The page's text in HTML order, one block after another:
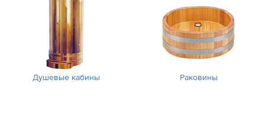
Душевые кабины Раковины